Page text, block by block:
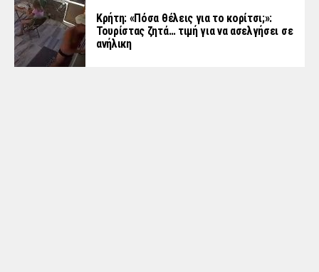
Κρήτη: «Πόσα θέλεις για το κορίτσι;»:
Τουρίστας ζητά… τιμή για να ασελγήσει σε
ανήλικη